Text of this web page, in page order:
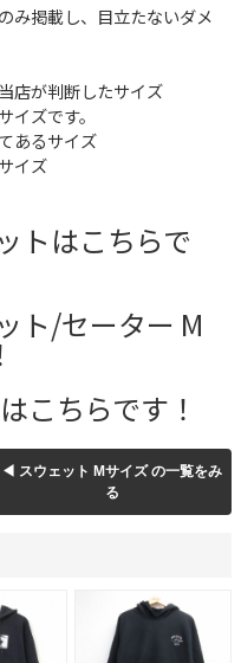
み掲載し、目立たないダメ
店が判断したサイズ
ズです。
あるサイズ
イズ
トはこちらで
ト/セーター M
こちらです！
◀ スウェット Mサイズ の一覧をみ
る